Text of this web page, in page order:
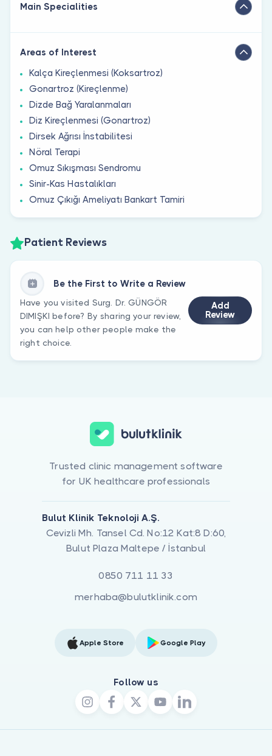
Main Specialities
Areas of Interest
Kalça Kireçlenmesi (Koksartroz)
Gonartroz (Kireçlenme)
Dizde Bağ Yaralanmaları
Diz Kireçlenmesi (Gonartroz)
Dirsek Ağrısı İnstabilitesi
Nöral Terapi
Omuz Sıkışması Sendromu
Sinir-Kas Hastalıkları
Omuz Çıkığı Ameliyatı Bankart Tamiri
Patient Reviews
Be the First to Write a Review
Have you visited Surg. Dr. GÜNGÖR
DIMIŞKI before? By sharing your review,
you can help other people make the
right choice.
Add
Review
Trusted clinic management software
for UK healthcare professionals
Bulut Klinik Teknoloji A.Ş.
Cevizli Mh. Tansel Cd. No:12 Kat:8 D:60,
Bulut Plaza Maltepe / İstanbul
0850 711 11 33
merhaba@bulutklinik.com
Apple Store Google Play
Follow us